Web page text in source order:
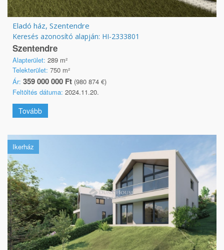
Eladó ház, Szentendre
Keresés azonosító alapján: HI-2333801
Szentendre
Alapterület: 289 m²
Telekterület: 750 m²
Ár: 359 000 000 Ft (980 874 €)
Feltöltés dátuma: 2024.11.20.
Tovább
Ikerház